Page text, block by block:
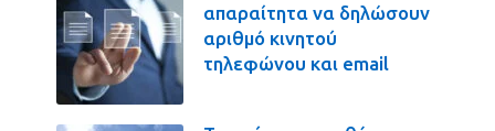
απαραίτητα να δηλώσουν
αριθμό κινητού
τηλεφώνου και email